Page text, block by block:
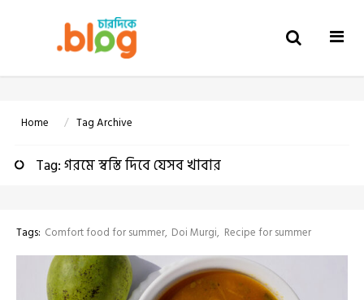
Home Tag Archive
Tag: গরমে স্বস্তি দিবে যেসব খাবার
Tags: Comfort food for summer Doi Murgi Recipe for summer